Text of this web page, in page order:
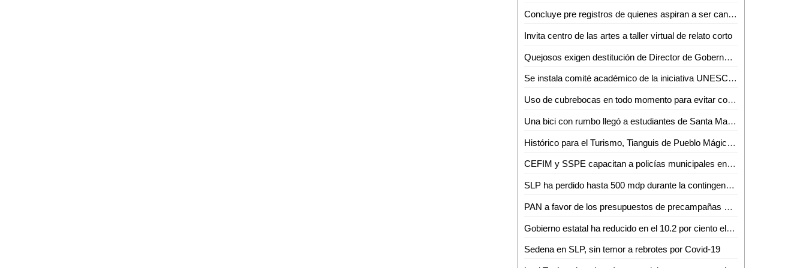
Concluye pre registros de quienes aspiran a ser candidatos independientes
Invita centro de las artes a taller virtual de relato corto
Quejosos exigen destitución de Director de Gobernación
Se instala comité académico de la iniciativa UNESCO San Luis
Uso de cubrebocas en todo momento para evitar contagio: Mónica Rangel
Una bici con rumbo llegó a estudiantes de Santa María del Río y Villa de Reyes
Histórico para el Turismo, Tianguis de Pueblo Mágicos será virtual por pandemia
CEFIM y SSPE capacitan a policías municipales en materia de derechos humanos
SLP ha perdido hasta 500 mdp durante la contingencia, revela Finanzas
PAN a favor de los presupuestos de precampañas y campañas en SLP
Gobierno estatal ha reducido en el 10.2 por ciento el gasto de operación a precios reales: Daniel Pedroza
Sedena en SLP, sin temor a rebrotes por Covid-19